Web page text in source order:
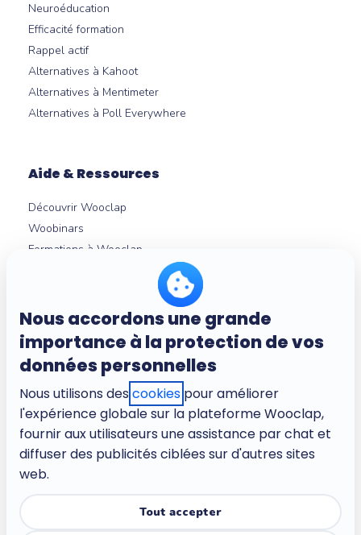
Nous accordons une grande
importance à la protection de vos
données personnelles
Nous utilisons des cookies pour améliorer
l'expérience globale sur la plateforme Wooclap,
fournir aux utilisateurs une assistance par chat et
diffuser des publicités ciblées sur d'autres sites
web.
Tout accepter
Neuroéducation
Efficacité formation
Rappel actif
Alternatives à Kahoot
Alternatives à Mentimeter
Alternatives à Poll Everywhere
Aide & Ressources
Découvrir Wooclap
Woobinars
Formations à Wooclap
Guides et livres blancs
Intégrations LMS
Centre d'aide
À propos
Entreprise
Carrières
Politique de confidentialité